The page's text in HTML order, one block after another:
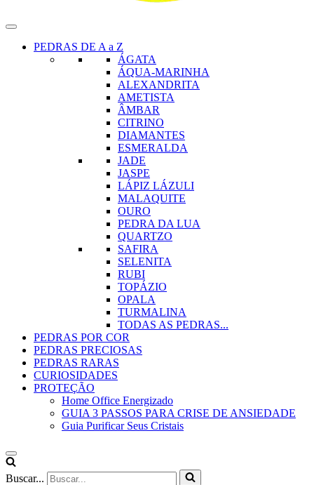
PEDRAS DE A a Z
ÁGATA
ÁQUA-MARINHA
ALEXANDRITA
AMETISTA
ÂMBAR
CITRINO
DIAMANTES
ESMERALDA
JADE
JASPE
LÁPIZ LÁZULI
MALAQUITE
OURO
PEDRA DA LUA
QUARTZO
SAFIRA
SELENITA
RUBI
TOPÁZIO
OPALA
TURMALINA
TODAS AS PEDRAS...
PEDRAS POR COR
PEDRAS PRECIOSAS
PEDRAS RARAS
CURIOSIDADES
PROTEÇÃO
Home Office Energizado
GUIA 3 PASSOS PARA CRISE DE ANSIEDADE
Guia Purificar Seus Cristais
Buscar...